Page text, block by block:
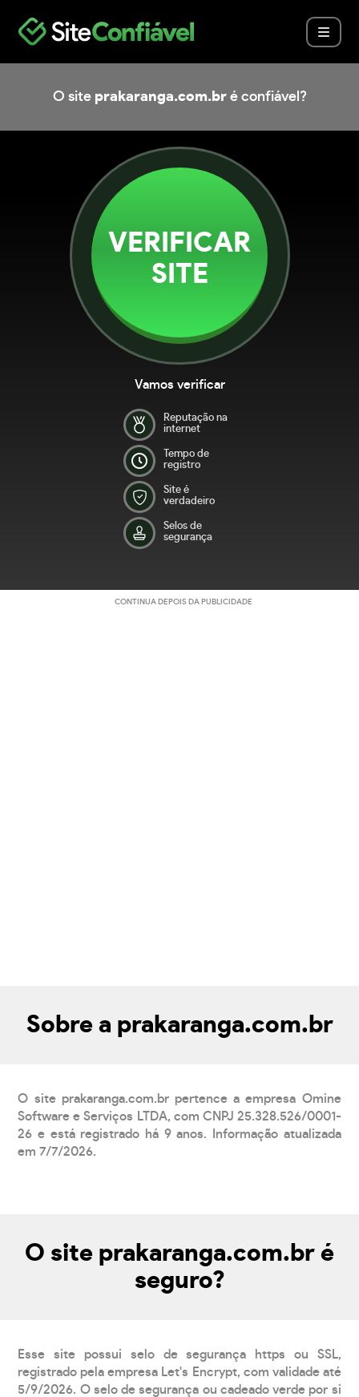
O site prakaranga.com.bré confiável?
VERIFICAR
SITE
Vamos verificar
Reputação na
internet
Tempo de
registro
Site é
verdadeiro
Selos de
segurança
CONTINUA DEPOIS DA PUBLICIDADE
Sobre a prakaranga.com.br
O site prakaranga.com.br pertence a empresa Omine
Software e Serviços LTDA, com CNPJ 25.328.526/0001-
26 e está registrado há 9 anos. Informação atualizada
em 7/7/2026.
O site prakaranga.com.br é
seguro?
Esse site possui selo de segurança https ou SSL,
registrado pela empresa Let's Encrypt, com validade até
5/9/2026. O selo de segurança ou cadeado verde por si